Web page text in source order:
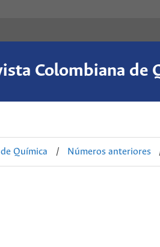
Colombiana de
Química / Números anteriores